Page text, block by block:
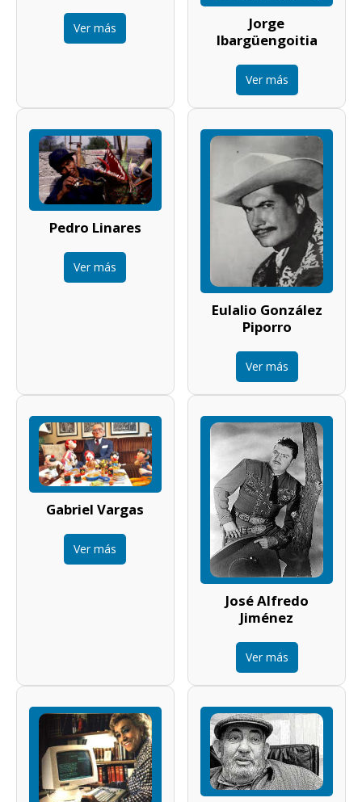
Ver más
Jorge
Ibargüengoitia
Ver más
Pedro Linares
Ver más
Eulalio González
Piporro
Ver más
Gabriel Vargas
Ver más
José Alfredo
Jiménez
Ver más